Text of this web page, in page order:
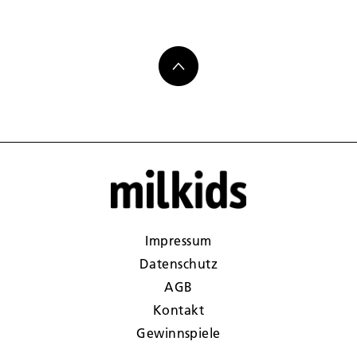
Impressum
Datenschutz
AGB
Kontakt
Gewinnspiele